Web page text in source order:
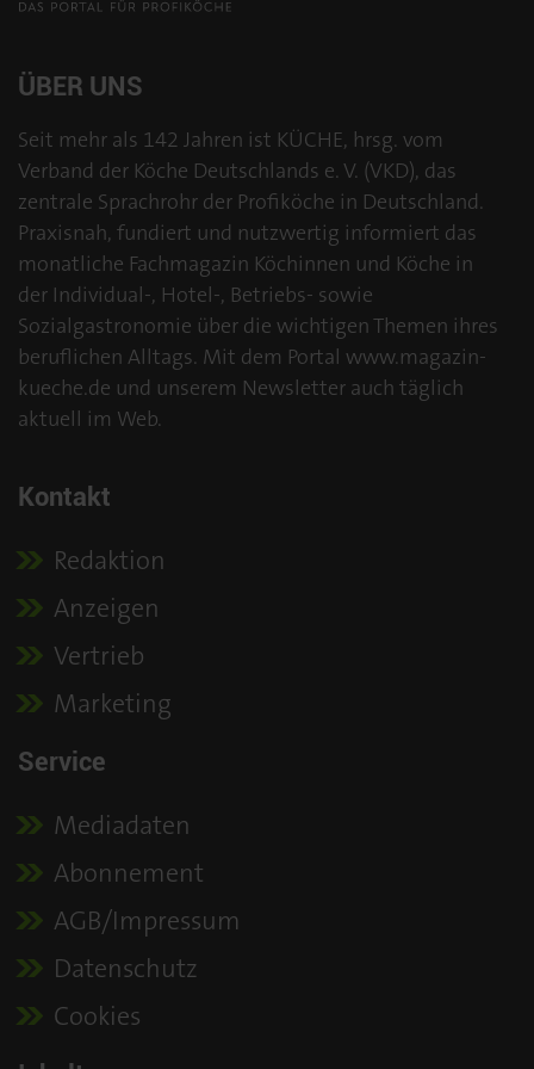
ÜBER UNS
Seit mehr als 142 Jahren ist KÜCHE, hrsg. vom
Verband der Köche Deutschlands e. V. (VKD), das
zentrale Sprachrohr der Profiköche in Deutschland.
Praxisnah, fundiert und nutzwertig informiert das
monatliche Fachmagazin Köchinnen und Köche in
der Individual-, Hotel-, Betriebs- sowie
Sozialgastronomie über die wichtigen Themen ihres
beruflichen Alltags. Mit dem Portal www.magazin-
kueche.de und unserem Newsletter auch täglich
aktuell im Web.
Kontakt
Redaktion
Anzeigen
Vertrieb
Marketing
Service
Mediadaten
Abonnement
AGB/Impressum
Datenschutz
Cookies